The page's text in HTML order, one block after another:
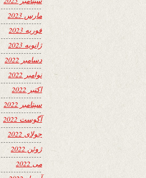
مارس 2023
فوریه 2023
ژانویه 2023
دسامبر 2022
نوامبر 2022
اکتبر 2022
سپتامبر 2022
آگوست 2022
جولای 2022
ژوئن 2022
می 2022